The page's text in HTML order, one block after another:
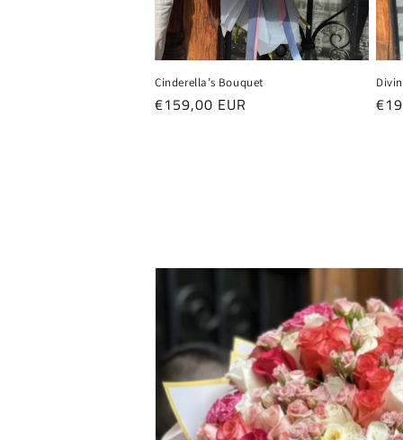
Cinderella’s Bouquet
Precio
€159,00 EUR
directamente
a la
información
del producto